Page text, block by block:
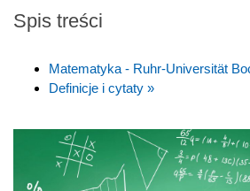
Spis treści
Matematyka - Ruhr-Universität
Definicje i cytaty »